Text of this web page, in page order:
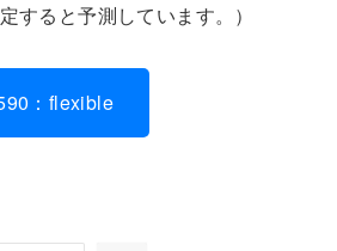
すると予測しています。）
：flexible